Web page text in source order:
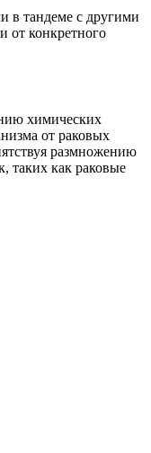
в тандеме с другими
от конкретного
химических
от раковых
размножению
таких как раковые